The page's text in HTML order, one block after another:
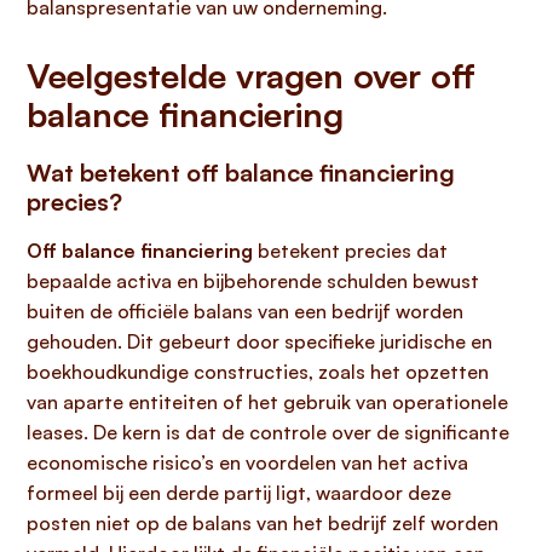
balanspresentatie van uw onderneming.
Veelgestelde vragen over off
balance financiering
Wat betekent off balance financiering
precies?
Off balance financiering betekent precies dat
bepaalde activa en bijbehorende schulden bewust
buiten de officiële balans van een bedrijf worden
gehouden. Dit gebeurt door specifieke juridische en
boekhoudkundige constructies, zoals het opzetten
van aparte entiteiten of het gebruik van operationele
leases. De kern is dat de controle over de significante
economische risico’s en voordelen van het activa
formeel bij een derde partij ligt, waardoor deze
posten niet op de balans van het bedrijf zelf worden